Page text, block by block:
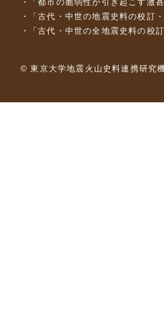
「都市の脆弱性が引き起こす激
「古代・中世の地震史料の校
「古代・中世の全地震史料の
© 東京大学地震火山史料連携研究